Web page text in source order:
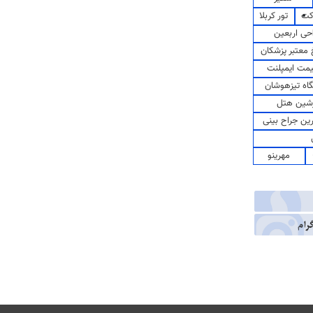
تور کربلا
اربعین
پزشکان
ایمپلنت
تیزهوشان
هتل
جراح بینی
مهرینو